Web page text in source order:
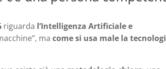
riguarda l’Intelligenza Artificiale e
macome si usa male la